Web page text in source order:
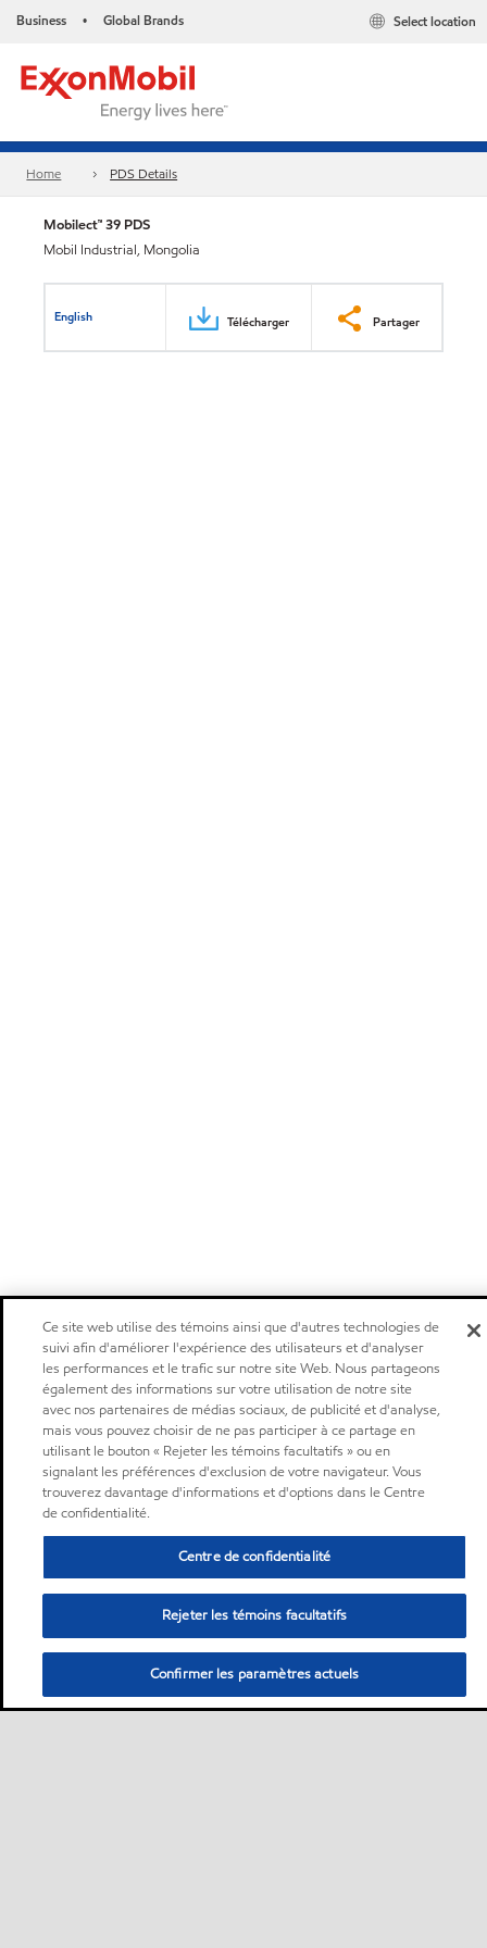
Business • Global Brands Select location
Home PDS Details
Mobilect™ 39 PDS
Mobil Industrial, Mongolia
English Télécharger Partager
Ce site web utilise des témoins ainsi que d'autres technologies de
suivi afin d'améliorer l'expérience des utilisateurs et d'analyser
les performances et le trafic sur notre site Web. Nous partageons
également des informations sur votre utilisation de notre site
avec nos partenaires de médias sociaux, de publicité et d'analyse,
mais vous pouvez choisir de ne pas participer à ce partage en
utilisant le bouton « Rejeter les témoins facultatifs » ou en
signalant les préférences d'exclusion de votre navigateur. Vous
trouverez davantage d'informations et d'options dans le Centre
de confidentialité.
Centre de confidentialité
Rejeter les témoins facultatifs
Confirmer les paramètres actuels